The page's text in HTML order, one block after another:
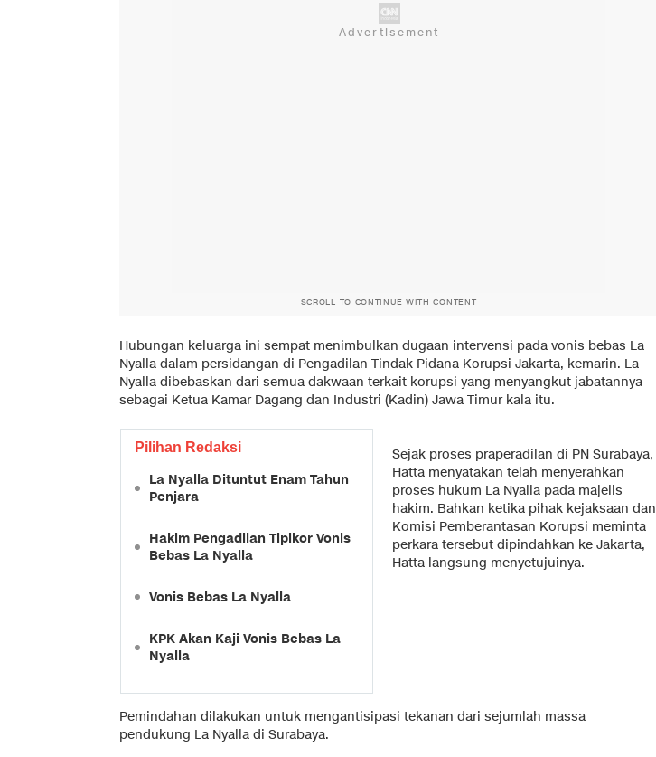
SCROLL TO CONTINUE WITH CONTENT
Hubungan keluarga ini sempat menimbulkan dugaan intervensi pada vonis bebas La
Nyalla dalam persidangan di Pengadilan Tindak Pidana Korupsi Jakarta, kemarin. La
Nyalla dibebaskan dari semua dakwaan terkait korupsi yang menyangkut jabatannya
sebagai Ketua Kamar Dagang dan Industri (Kadin) Jawa Timur kala itu.
Pilihan Redaksi
La Nyalla Dituntut Enam Tahun
Penjara
Hakim Pengadilan Tipikor Vonis
Bebas La Nyalla
Vonis Bebas La Nyalla
KPK Akan Kaji Vonis Bebas La
Nyalla
Sejak proses praperadilan di PN Surabaya,
Hatta menyatakan telah menyerahkan
proses hukum La Nyalla pada majelis
hakim. Bahkan ketika pihak kejaksaan dan
Komisi Pemberantasan Korupsi meminta
perkara tersebut dipindahkan ke Jakarta,
Hatta langsung menyetujuinya.
Pemindahan dilakukan untuk mengantisipasi tekanan dari sejumlah massa
pendukung La Nyalla di Surabaya.